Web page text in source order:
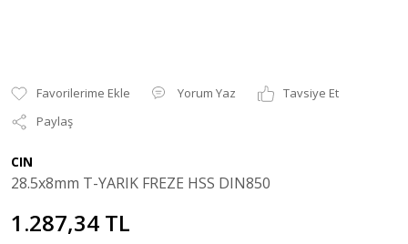
Yorum Yaz
Tavsiye Et
Paylaş
CIN
28.5x8mm T-YARIK FREZE HSS DIN850
1.287,34 TL